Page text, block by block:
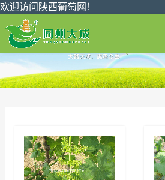
欢迎访问陕西葡萄网！